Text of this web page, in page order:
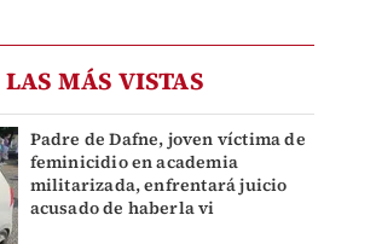
LAS MÁS VISTAS
Padre de Dafne, joven víctima de
feminicidio en academia
militarizada, enfrentará juicio
acusado de haberla vi